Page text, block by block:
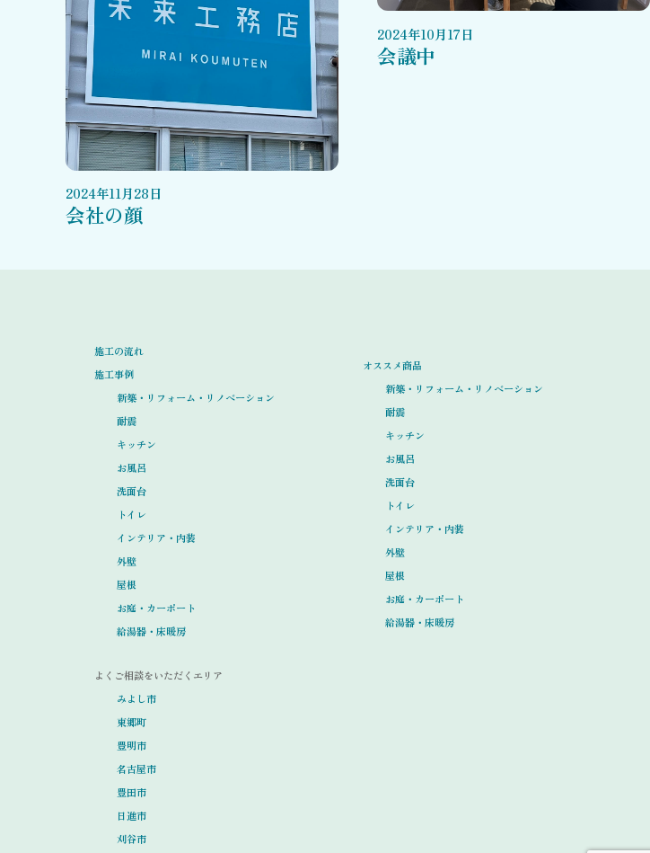
2024年11月28日
会社の顔
2024年10月17日
会議中
施工の流れ
施工事例
新築・リフォーム・リノベーション
耐震
キッチン
お風呂
洗面台
トイレ
インテリア・内装
外壁
屋根
お庭・カーポート
給湯器・床暖房
よくご相談をいただくエリア
みよし市
東郷町
豊明市
名古屋市
豊田市
日進市
刈谷市
オススメ商品
新築・リフォーム・リノベーション
耐震
キッチン
お風呂
洗面台
トイレ
インテリア・内装
外壁
屋根
お庭・カーポート
給湯器・床暖房